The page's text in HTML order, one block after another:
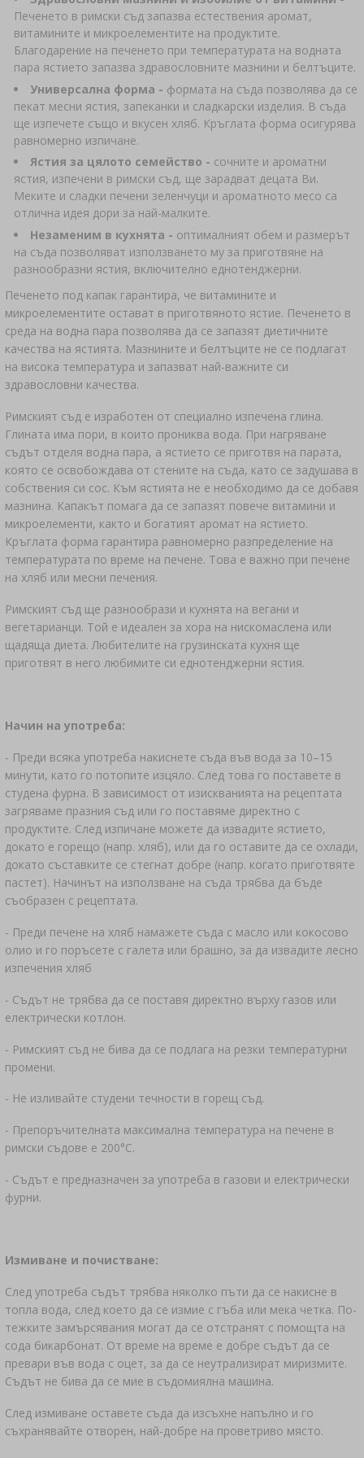
ЛИТЕРАТУРА ЗА КОЛБАСАРСТВО И
МЕСАРСТВО
ДИМЕН АРОМАТ ЗА ОПУШВАНЕ
СТЕЛАЖИ
АРОМАТИЗИРАНЕ ›
ЛИТЕРАТУРА
ИЗМЕРВАНЕ НА ВИНО
ЕТИКЕТИ
ЛИТЕРАТУРА
Печенето в римски съд запазва естествения аромат,
витамините и микроелементите на продуктите.
Благодарение на печенето при температурата на водната
пара ястието запазва здравословните мазнини и белтъците.
Универсална форма - формата на съда позволява да се
пекат месни ястия, запеканки и сладкарски изделия. В съда
ще изпечете също и вкусен хляб. Кръглата форма осигурява
равномерно изпичане.
Ястия за цялото семейство - сочните и ароматни
ястия, изпечени в римски съд, ще зарадват децата Ви.
Меките и сладки печени зеленчуци и ароматното месо са
отлична идея дори за най-малките.
Незаменим в кухнята - оптималният обем и размерът
на съда позволяват използването му за приготвяне на
разнообразни ястия, включително еднотенджерни.
Печенето под капак гарантира, че витамините и
микроелементите остават в приготвяното ястие. Печенето в
среда на водна пара позволява да се запазят диетичните
качества на ястията. Мазнините и белтъците не се подлагат
на висока температура и запазват най-важните си
здравословни качества.
Римският съд е изработен от специално изпечена глина.
Глината има пори, в които прониква вода. При нагряване
съдът отделя водна пара, а ястието се приготвя на парата,
която се освобождава от стените на съда, като се задушава в
собствения си сос. Към ястията не е необходимо да се добавя
мазнина. Капакът помага да се запазят повече витамини и
микроелементи, както и богатият аромат на ястието.
Кръглата форма гарантира равномерно разпределение на
температурата по време на печене. Това е важно при печене
на хляб или месни печения.
Римският съд ще разнообрази и кухнята на вегани и
вегетарианци. Той е идеален за хора на нискомаслена или
щадяща диета. Любителите на грузинската кухня ще
приготвят в него любимите си еднотенджерни ястия.
Начин на употреба:
- Преди всяка употреба накиснете съда във вода за 10–15
минути, като го потопите изцяло. След това го поставете в
студена фурна. В зависимост от изискванията на рецептата
загряваме празния съд или го поставяме директно с
продуктите. След изпичане можете да извадите ястието,
докато е горещо (напр. хляб), или да го оставите да се охлади,
докато съставките се стегнат добре (напр. когато приготвяте
пастет). Начинът на използване на съда трябва да бъде
съобразен с рецептата.
- Преди печене на хляб намажете съда с масло или кокосово
олио и го поръсете с галета или брашно, за да извадите лесно
изпечения хляб
- Съдът не трябва да се поставя директно върху газов или
електрически котлон.
- Римският съд не бива да се подлага на резки температурни
промени.
- Не изливайте студени течности в горещ съд.
- Препоръчителната максимална температура на печене в
римски съдове е 200°C.
- Съдът е предназначен за употреба в газови и електрически
фурни.
Измиване и почистване:
След употреба съдът трябва няколко пъти да се накисне в
топла вода, след което да се измие с гъба или мека четка. По-
тежките замърсявания могат да се отстранят с помощта на
сода бикарбонат. От време на време е добре съдът да се
превари във вода с оцет, за да се неутрализират миризмите.
Съдът не бива да се мие в съдомиялна машина.
След измиване оставете съда да изсъхне напълно и го
съхранявайте отворен, най-добре на проветриво място.